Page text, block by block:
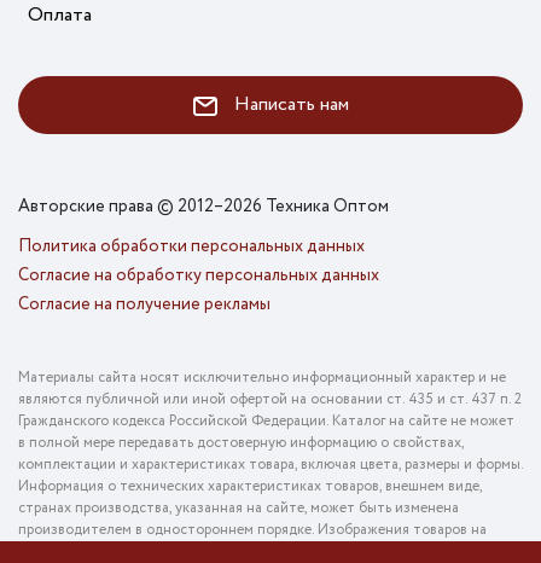
Оплата
Написать нам
Авторские права © 2012–2026 Техника Оптом
Политика обработки персональных данных
Согласие на обработку персональных данных
Согласие на получение рекламы
Материалы сайта носят исключительно информационный характер и не
являются публичной или иной офертой на основании ст. 435 и ст. 437 п. 2
Гражданского кодекса Российской Федерации. Каталог на сайте не может
в полной мере передавать достоверную информацию о свойствах,
комплектации и характеристиках товара, включая цвета, размеры и формы.
Информация о технических характеристиках товаров, внешнем виде,
странах производства, указанная на сайте, может быть изменена
производителем в одностороннем порядке. Изображения товаров на